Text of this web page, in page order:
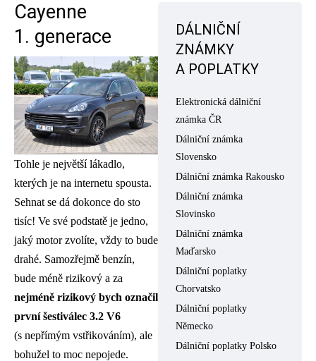
Cayenne
1. generace
Tohle je největší lákadlo,
kterých je na internetu spousta.
Sehnat se dá dokonce do sto
tisíc! Ve své podstatě je jedno,
jaký motor zvolíte, vždy to bude
drahé. Samozřejmě benzín,
bude méně rizikový a za
nejméně rizikový bych označil
první šestiválec 3.2 V6
(s nepřímým vstřikováním), ale
bohužel to moc nepojede.
DÁLNIČNÍ
ZNÁMKY
A POPLATKY
Elektronická dálniční
známka ČR
Dálniční známka
Slovensko
Dálniční známka Rakousko
Dálniční známka
Slovinsko
Dálniční známka
Maďarsko
Dálniční poplatky
Chorvatsko
Dálniční poplatky
Německo
Dálniční poplatky Polsko